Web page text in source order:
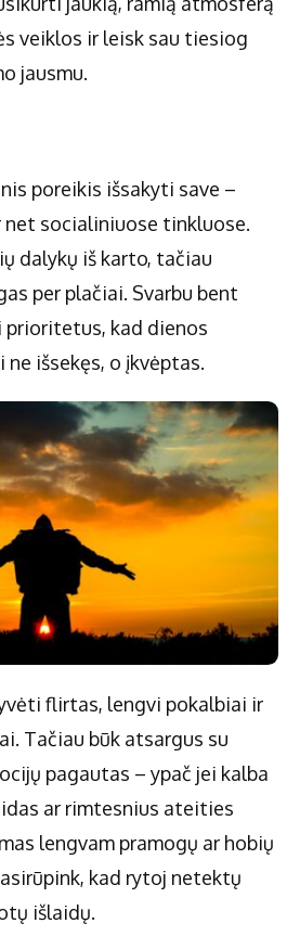
veiklos ir leisk sau tiesiog
jausmu.
poreikis išsakyti save –
net socialiniuose tinkluose.
dalykų iš karto, tačiau
per plačiai. Svarbu bent
kad dienos
išsekęs, o įkvėptas.
flirtas, lengvi pokalbiai ir
Tačiau būk atsargus su
pagautas – ypač jei kalba
ar rimtesnius ateities
lengvam pramogų ar hobių
kad rytoj netektų
išlaidų.